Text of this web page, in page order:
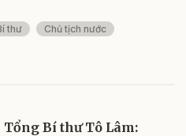
thư
Chủ tịch nước
Tổng Bí thư Tô Lâm: